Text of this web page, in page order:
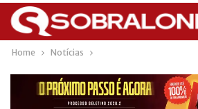
Home Notícias